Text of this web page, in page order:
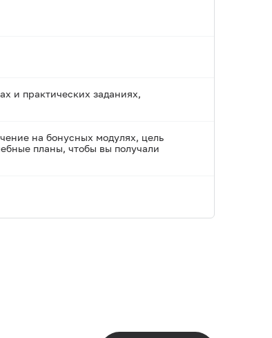
и практических заданиях,
на бонусных модулях, цель
планы, чтобы вы получали